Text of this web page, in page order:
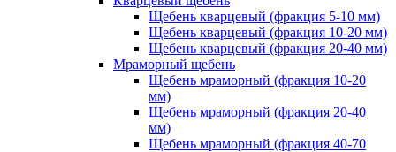
Щебень кварцевый (фракция 5-10 мм)
Щебень кварцевый (фракция 10-20 мм)
Щебень кварцевый (фракция 20-40 мм)
Мраморный щебень
Щебень мраморный (фракция 10-20
мм)
Щебень мраморный (фракция 20-40
мм)
Щебень мраморный (фракция 40-70